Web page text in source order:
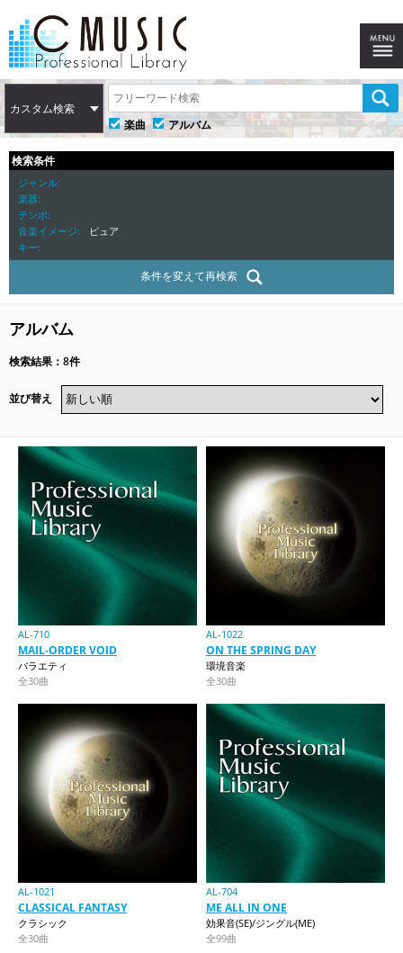
カスタム検索
楽曲
アルバム
検索条件
ジャンル
楽器
テンポ
音楽イメージ
ピュア
キー
条件を変えて再検索
アルバム
検索結果：8件
並び替え
AL-710
MAIL-ORDER VOID
バラエティ
全30曲
AL-1022
ON THE SPRING DAY
環境音楽
全30曲
AL-1021
CLASSICAL FANTASY
クラシック
全30曲
AL-704
ME ALL IN ONE
効果音(SE)/ジングル(ME)
全99曲